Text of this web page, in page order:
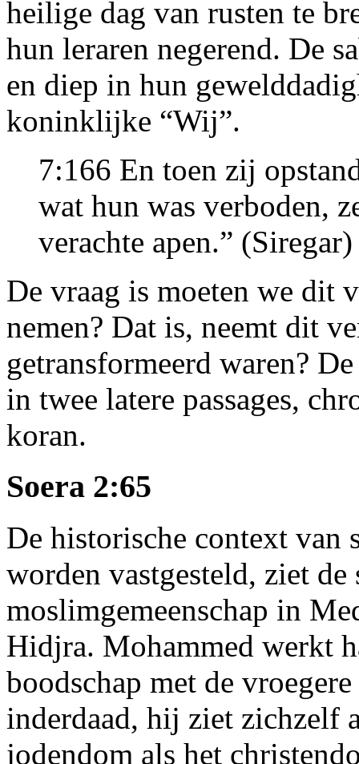
heilige dag van rusten te
hun leraren negerend. De
en diep in hun
koninklijke “Wij”.
7:166 En toen zij
wat hun was verboden,
verachte apen.” (Siregar)
De vraag is moeten we dit
nemen? Dat is, neemt dit
getransformeerd waren?
in twee latere passages,
koran.
Soera 2:65
De historische context van
worden vastgesteld, ziet
moslimgemeenschap in
Hidjra. Mohammed werkt
boodschap met de
inderdaad, hij ziet zichzelf
jodendom als het